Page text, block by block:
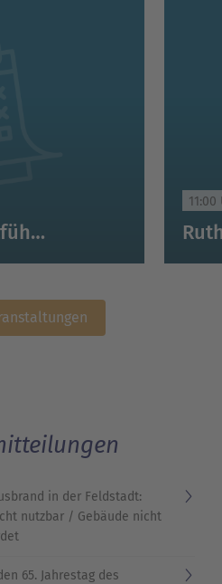
Öffentliche Stadtführung Schwerin
11:00
in der Feldstadt:
nutzbar / Gebäude nicht
65. Jahrestag des